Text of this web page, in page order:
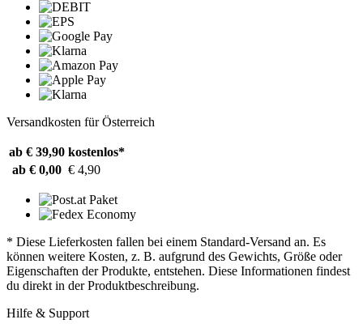
Versandkosten für Österreich
ab € 39,90 kostenlos*
ab € 0,00 € 4,90
* Diese Lieferkosten fallen bei einem Standard-Versand an. Es
können weitere Kosten, z. B. aufgrund des Gewichts, Größe oder
Eigenschaften der Produkte, entstehen. Diese Informationen findest
du direkt in der Produktbeschreibung.
Hilfe & Support